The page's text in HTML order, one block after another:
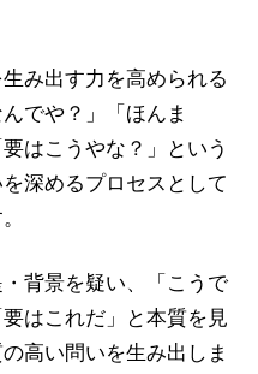
み出す力を高められる
でや？」「ほんま
はこうやな？」という
深めるプロセスとして
背景を疑い、「こうで
はこれだ」と本質を見
高い問いを生み出しま